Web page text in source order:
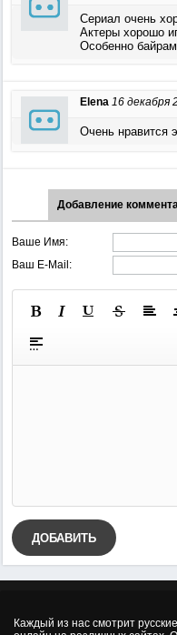
Сериал очень
Актеры хорошо
Особенно байрам
Elena 16 декабря
Очень нравится
Добавление
Ваше Имя:
Ваш E-Mail:
ДОБАВИТЬ
Каждый из нас смотрит